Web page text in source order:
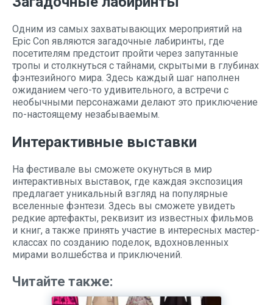
Одним из самых захватывающих мероприятий на
Epic Con являются загадочные лабиринты, где
посетителям предстоит пройти через запутанные
тропы и столкнуться с тайнами, скрытыми в глубинах
фэнтезийного мира. Здесь каждый шаг наполнен
ожиданием чего-то удивительного, а встречи с
необычными персонажами делают это приключение
по-настоящему незабываемым.
Интерактивные выставки
На фестивале вы сможете окунуться в мир
интерактивных выставок, где каждая экспозиция
предлагает уникальный взгляд на популярные
вселенные фэнтези. Здесь вы сможете увидеть
редкие артефакты, реквизит из известных фильмов
и книг, а также принять участие в интересных мастер-
классах по созданию поделок, вдохновленных
мирами волшебства и приключений.
Читайте также: